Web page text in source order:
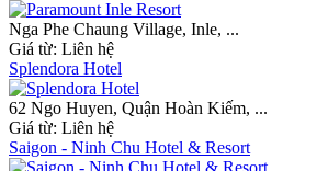
Nga Phe Chaung Village, Inle, ...
Giá từ: Liên hệ
Splendora Hotel
62 Ngo Huyen, Quận Hoàn Kiếm, ...
Giá từ: Liên hệ
Saigon - Ninh Chu Hotel & Resort